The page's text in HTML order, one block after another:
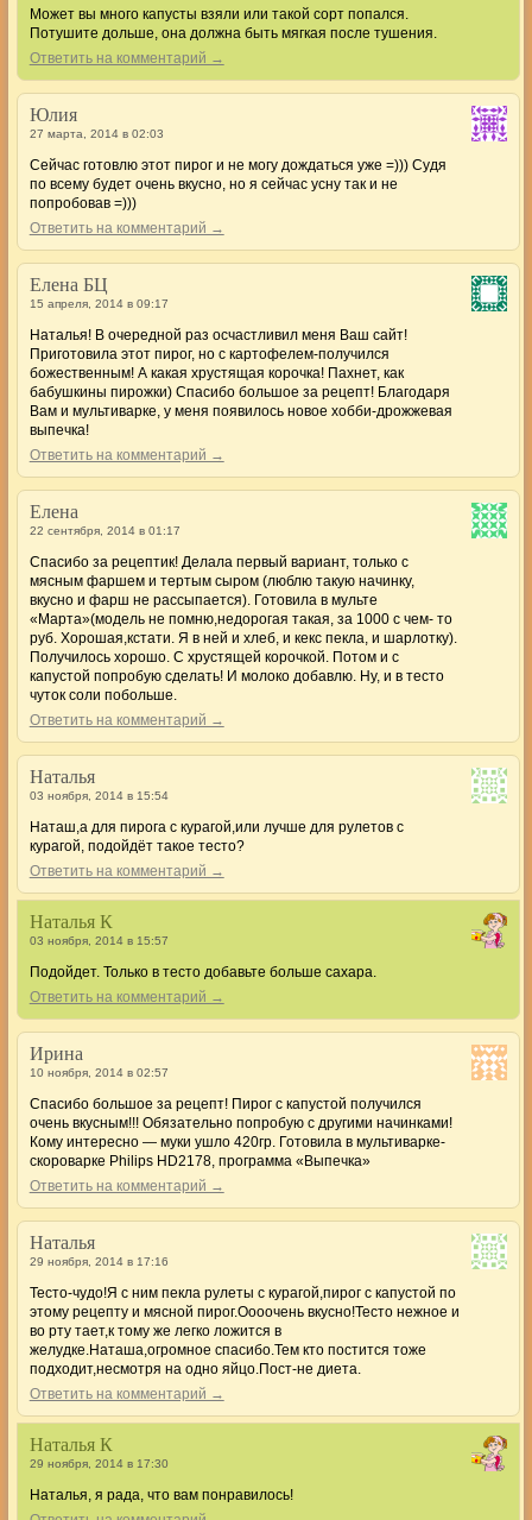
Может вы много капусты взяли или такой сорт попался.
Потушите дольше, она должна быть мягкая после тушения.
Ответить на комментарий →
Юлия
27 марта, 2014 в 02:03
Сейчас готовлю этот пирог и не могу дождаться уже =))) Судя
по всему будет очень вкусно, но я сейчас усну так и не
попробовав =)))
Ответить на комментарий →
Елена БЦ
15 апреля, 2014 в 09:17
Наталья! В очередной раз осчастливил меня Ваш сайт!
Приготовила этот пирог, но с картофелем-получился
божественным! А какая хрустящая корочка! Пахнет, как
бабушкины пирожки) Спасибо большое за рецепт! Благодаря
Вам и мультиварке, у меня появилось новое хобби-дрожжевая
выпечка!
Ответить на комментарий →
Елена
22 сентября, 2014 в 01:17
Спасибо за рецептик! Делала первый вариант, только с
мясным фаршем и тертым сыром (люблю такую начинку,
вкусно и фарш не рассыпается). Готовила в мульте
«Марта»(модель не помню,недорогая такая, за 1000 с чем- то
руб. Хорошая,кстати. Я в ней и хлеб, и кекс пекла, и шарлотку).
Получилось хорошо. С хрустящей корочкой. Потом и с
капустой попробую сделать! И молоко добавлю. Ну, и в тесто
чуток соли побольше.
Ответить на комментарий →
Наталья
03 ноября, 2014 в 15:54
Наташ,а для пирога с курагой,или лучше для рулетов с
курагой, подойдёт такое тесто?
Ответить на комментарий →
Наталья К
03 ноября, 2014 в 15:57
Подойдет. Только в тесто добавьте больше сахара.
Ответить на комментарий →
Ирина
10 ноября, 2014 в 02:57
Спасибо большое за рецепт! Пирог с капустой получился
очень вкусным!!! Обязательно попробую с другими начинками!
Кому интересно — муки ушло 420гр. Готовила в мультиварке-
скороварке Philips HD2178, программа «Выпечка»
Ответить на комментарий →
Наталья
29 ноября, 2014 в 17:16
Тесто-чудо!Я с ним пекла рулеты с курагой,пирог с капустой по
этому рецепту и мясной пирог.Оооочень вкусно!Тесто нежное и
во рту тает,к тому же легко ложится в
желудке.Наташа,огромное спасибо.Тем кто постится тоже
подходит,несмотря на одно яйцо.Пост-не диета.
Ответить на комментарий →
Наталья К
29 ноября, 2014 в 17:30
Наталья, я рада, что вам понравилось!